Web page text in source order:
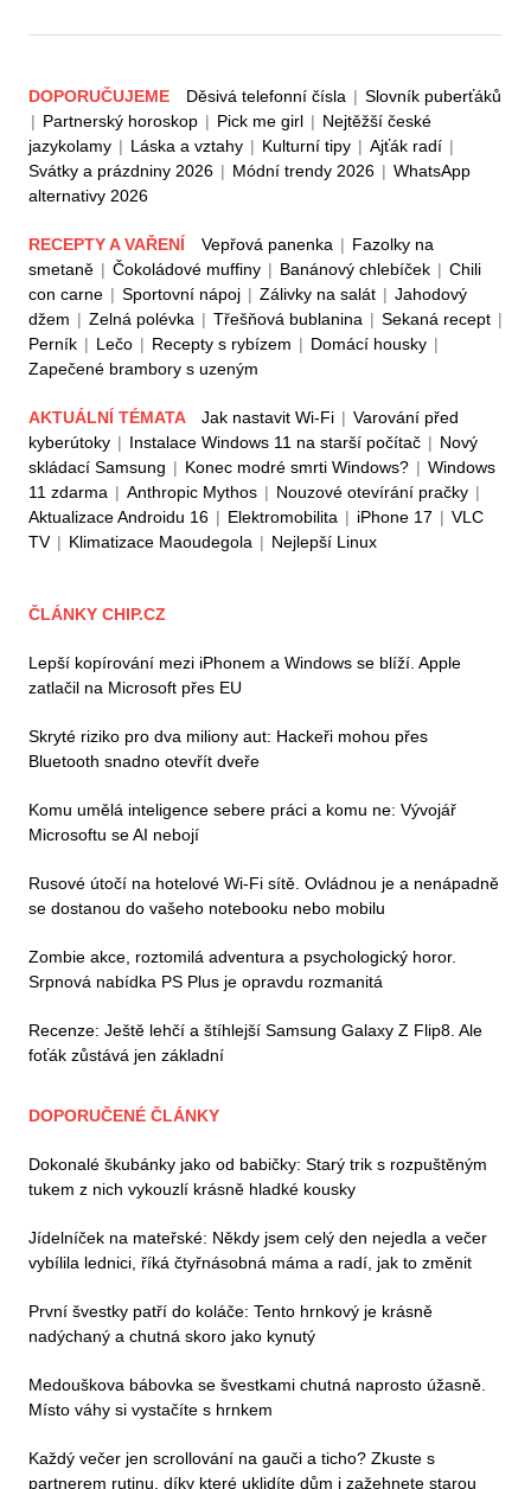
DOPORUČUJEME Děsivá telefonní čísla | Slovník puberťáků
| Partnerský horoskop | Pick me girl | Nejtěžší české
jazykolamy | Láska a vztahy | Kulturní tipy | Ajťák radí |
Svátky a prázdniny 2026 | Módní trendy 2026 | WhatsApp
alternativy 2026
RECEPTY A VAŘENÍ Vepřová panenka | Fazolky na
smetaně | Čokoládové muffiny | Banánový chlebíček | Chili
con carne | Sportovní nápoj | Zálivky na salát | Jahodový
džem | Zelná polévka | Třešňová bublanina | Sekaná recept |
Perník | Lečo | Recepty s rybízem | Domácí housky |
Zapečené brambory s uzeným
AKTUÁLNÍ TÉMATA Jak nastavit Wi-Fi | Varování před
kyberútoky | Instalace Windows 11 na starší počítač | Nový
skládací Samsung | Konec modré smrti Windows? | Windows
11 zdarma | Anthropic Mythos | Nouzové otevírání pračky |
Aktualizace Androidu 16 | Elektromobilita | iPhone 17 | VLC
TV | Klimatizace Maoudegola | Nejlepší Linux
ČLÁNKY CHIP.CZ
Lepší kopírování mezi iPhonem a Windows se blíží. Apple
zatlačil na Microsoft přes EU
Skryté riziko pro dva miliony aut: Hackeři mohou přes
Bluetooth snadno otevřít dveře
Komu umělá inteligence sebere práci a komu ne: Vývojář
Microsoftu se AI nebojí
Rusové útočí na hotelové Wi-Fi sítě. Ovládnou je a nenápadně
se dostanou do vašeho notebooku nebo mobilu
Zombie akce, roztomilá adventura a psychologický horor.
Srpnová nabídka PS Plus je opravdu rozmanitá
Recenze: Ještě lehčí a štíhlejší Samsung Galaxy Z Flip8. Ale
foťák zůstává jen základní
DOPORUČENÉ ČLÁNKY
Dokonalé škubánky jako od babičky: Starý trik s rozpuštěným
tukem z nich vykouzlí krásně hladké kousky
Jídelníček na mateřské: Někdy jsem celý den nejedla a večer
vybílila lednici, říká čtyřnásobná máma a radí, jak to změnit
První švestky patří do koláče: Tento hrnkový je krásně
nadýchaný a chutná skoro jako kynutý
Medouškova bábovka se švestkami chutná naprosto úžasně.
Místo váhy si vystačíte s hrnkem
Každý večer jen scrollování na gauči a ticho? Zkuste s
partnerem rutinu, díky které uklidíte dům i zažehnete starou